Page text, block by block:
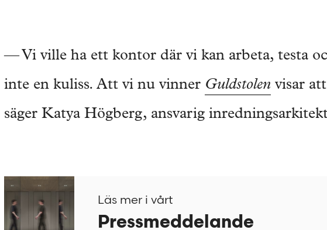
— Vi ville ha ett kontor där vi kan arbeta, testa
inte en kuliss. Att vi nu vinner Guldstolen visar
säger Katya Högberg, ansvarig
Läs mer i vårt
Pressmeddelande